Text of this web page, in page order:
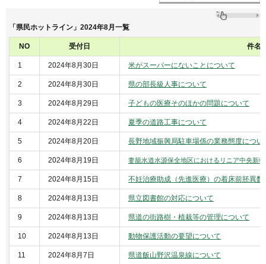
「県民ホットライン」2024年8月一覧
NO 受付日 件名
1 2024年8月30日 米がスーパーにないことについて
2 2024年8月30日 県の部長級人事について
3 2024年8月29日 子どもの医療そのほかの問題について
4 2024年8月22日 夏季の道路工事について
5 2024年8月20日 長野地域振興局駐車場係の業務態度につい
6 2024年8月19日 妻籠水道水源保全地区におけるリニア中央新
7 2024年8月15日 不妊治療助成（先進医療）の着床前胚異数
8 2024年8月13日 県立図書館の対応について
9 2024年8月13日 県道の街路樹・植栽等の管理について
10 2024年8月13日 動物保護活動の要望について
11 2024年8月7日 県道飯山野沢温泉線について